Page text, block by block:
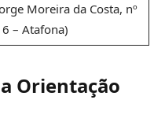
Moreira da Costa, nº
– Atafona)
Orientação